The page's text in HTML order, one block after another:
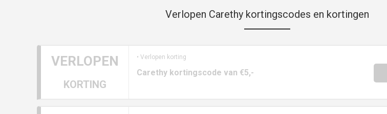
Verlopen Carethy kortingscodes en kortingen
VERLOPEN
KORTING
• Verlopen korting
Carethy kortingscode van €5,-